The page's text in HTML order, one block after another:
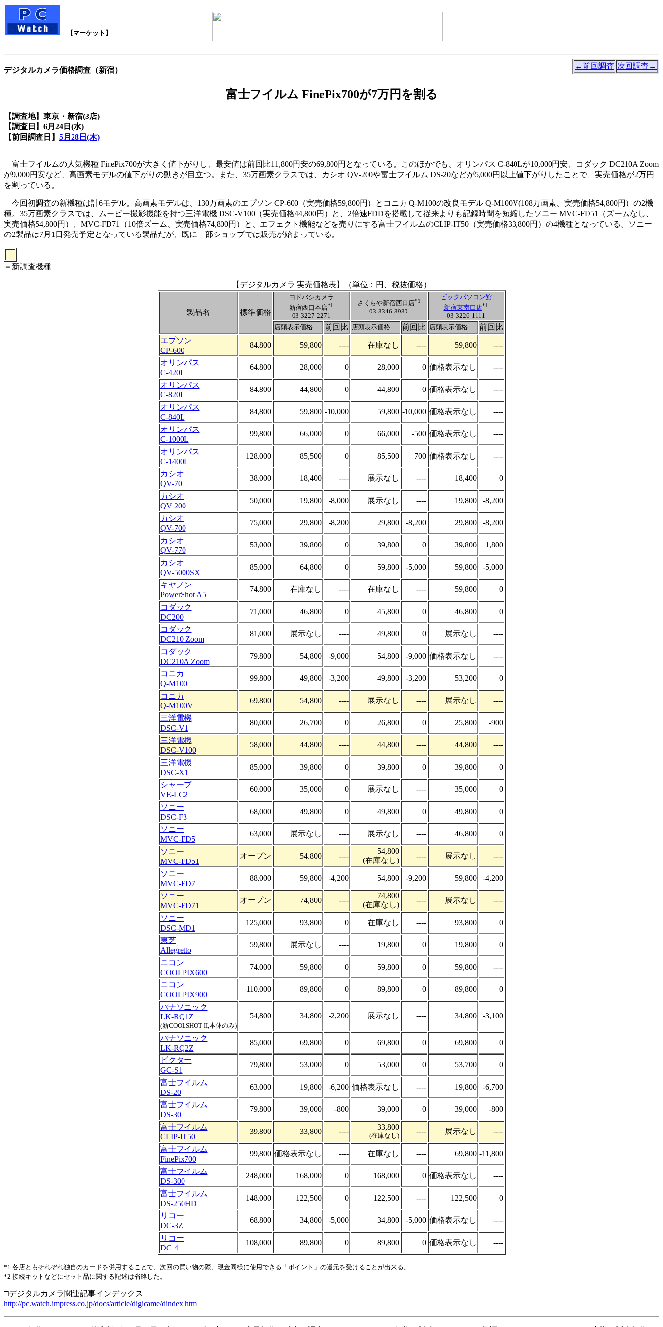
【マーケット】
←前回調査 次回調査→
デジタルカメラ価格調査（新宿）
富士フイルム FinePix700が7万円を割る
【調査地】東京・新宿(3店)
【調査日】6月24日(水)
【前回調査日】 5月28日(木)
富士フイルムの人気機種 FinePix700が大きく値下がりし、最安値は前回比11,800円安の69,800円となっている。このほかでも、オリンパス C-840Lが10,000円安、コダック DC210A Zoom
が9,000円安など、高画素モデルの値下がりの動きが目立つ。また、35万画素クラスでは、カシオ QV-200や富士フイルム DS-20などが5,000円以上値下がりしたことで、実売価格が2万円
を割っている。
今回初調査の新機種は計6モデル。高画素モデルは、130万画素のエプソン CP-600（実売価格59,800円）とコニカ Q-M100の改良モデル Q-M100V(108万画素、実売価格54,800円）の2機
種。35万画素クラスでは、ムービー撮影機能を持つ三洋電機 DSC-V100（実売価格44,800円）と、2倍速FDDを搭載して従来よりも記録時間を短縮したソニー MVC-FD51（ズームなし、
実売価格54,800円）、MVC-FD71（10倍ズーム、実売価格74,800円）と、エフェクト機能などを売りにする富士フイルムのCLIP-IT50（実売価格33,800円）の4機種となっている。ソニー
の2製品は7月1日発売予定となっている製品だが、既に一部ショップでは販売が始まっている。
＝新調査機種
【デジタルカメラ 実売価格表】（単位：円、税抜価格）
製品名 標準価格
ヨドバシカメラ
新宿西口本店*1
03-3227-2271
さくらや新宿西口店*1
03-3346-3939
ビックパソコン館
新宿東南口店*1
03-3226-1111
店頭表示価格
前回比 店頭表示価格 前回比 店頭表示価格
前回比
エプソン
CP-600
84,800 59,800 ---- 在庫なし ---- 59,800 ----
オリンパス
C-420L
64,800 28,000 0 28,000 0 価格表示なし ----
オリンパス
C-820L
84,800 44,800 0 44,800 0 価格表示なし ----
オリンパス
C-840L
84,800 59,800 -10,000 59,800 -10,000 価格表示なし ----
オリンパス
C-1000L
99,800 66,000 0 66,000 -500 価格表示なし ----
オリンパス
C-1400L
128,000 85,500 0 85,500 +700 価格表示なし ----
カシオ
QV-70
38,000 18,400 ---- 展示なし ---- 18,400 0
カシオ
QV-200
50,000 19,800 -8,000 展示なし ---- 19,800 -8,200
カシオ
QV-700
75,000 29,800 -8,200 29,800 -8,200 29,800 -8,200
カシオ
QV-770
53,000 39,800 0 39,800 0 39,800 +1,800
カシオ
QV-5000SX
85,000 64,800 0 59,800 -5,000 59,800 -5,000
キヤノン
PowerShot A5
74,800 在庫なし ---- 在庫なし ---- 59,800 0
コダック
DC200
71,000 46,800 0 45,800 0 46,800 0
コダック
DC210 Zoom
81,000 展示なし ---- 49,800 0 展示なし ----
コダック
DC210A Zoom
79,800 54,800 -9,000 54,800 -9,000 価格表示なし ----
コニカ
Q-M100
99,800 49,800 -3,200 49,800 -3,200 53,200 0
コニカ
Q-M100V
69,800 54,800 ---- 展示なし ---- 展示なし ----
三洋電機
DSC-V1
80,000 26,700 0 26,800 0 25,800 -900
三洋電機
DSC-V100
58,000 44,800 ---- 44,800 ---- 44,800 ----
三洋電機
DSC-X1
85,000 39,800 0 39,800 0 39,800 0
シャープ
VE-LC2
60,000 35,000 0 展示なし ---- 35,000 0
ソニー
DSC-F3
68,000 49,800 0 49,800 0 49,800 0
ソニー
MVC-FD5
63,000 展示なし ---- 展示なし ---- 46,800 0
ソニー
MVC-FD51
オープン 54,800 ----
54,800
(在庫なし)
---- 展示なし ----
ソニー
MVC-FD7
88,000 59,800 -4,200 54,800 -9,200 59,800 -4,200
ソニー
MVC-FD71
オープン 74,800 ----
74,800
(在庫なし)
---- 展示なし ----
ソニー
DSC-MD1
125,000 93,800 0 在庫なし ---- 93,800 0
東芝
Allegretto
59,800 展示なし ---- 19,800 0 19,800 0
ニコン
COOLPIX600
74,000 59,800 0 59,800 0 59,800 ----
ニコン
COOLPIX900
110,000 89,800 0 89,800 0 89,800 0
パナソニック
LK-RQ1Z
(新COOLSHOT II,本体のみ)
54,800 34,800 -2,200 展示なし ---- 34,800 -3,100
パナソニック
LK-RQ2Z
85,000 69,800 0 69,800 0 69,800 0
ビクター
GC-S1
79,800 53,000 0 53,000 0 53,700 0
富士フイルム
DS-20
63,000 19,800 -6,200 価格表示なし ---- 19,800 -6,700
富士フイルム
DS-30
79,800 39,000 -800 39,000 0 39,000 -800
富士フイルム
CLIP-IT50
39,800 33,800 ----
33,800
(在庫なし)
---- 展示なし ----
富士フイルム
FinePix700
99,800 価格表示なし ---- 在庫なし ---- 69,800 -11,800
富士フイルム
DS-300
248,000 168,000 0 168,000 0 価格表示なし ----
富士フイルム
DS-250HD
148,000 122,500 0 122,500 ---- 122,500 0
リコー
DC-3Z
68,800 34,800 -5,000 34,800 -5,000 価格表示なし ----
リコー
DC-4
108,000 89,800 0 89,800 0 価格表示なし ----
*1 各店ともそれぞれ独自のカードを併用することで、次回の買い物の際、現金同様に使用できる「ポイント」の還元を受けることが出来る。
*2 接続キットなどにセット品に関する記述は省略した。
□デジタルカメラ関連記事インデックス
http://pc.watch.impress.co.jp/docs/article/digicame/dindex.htm